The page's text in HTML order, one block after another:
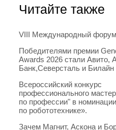
Читайте также
VIII Международный форум
Победителями премии
Awards 2026 стали Авито,
Банк,Северсталь и Билайн
Всероссийский конкурс
профессионального
по профессии" в
по робототехнике».
Зачем Магнит, Аскона и